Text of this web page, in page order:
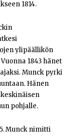
1814.
ylipäällikön
1843 hänet
Munck pyrki
Hänen
pohjalle.
Munck nimitti